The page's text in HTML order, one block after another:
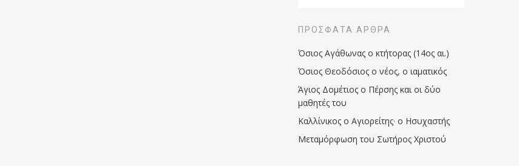
ΠΡΌΣΦΑΤΑ ΆΡΘΡΑ
Όσιος Αγάθωνας ο κτήτορας (14ος αι.)
Όσιος Θεοδόσιος ο νέος, ο ιαματικός
Άγιος Δομέτιος ο Πέρσης και οι δύο
μαθητές του
Καλλίνικος ο Αγιορείτης · ο Ησυχαστής
Μεταμόρφωση του Σωτήρος Χριστού